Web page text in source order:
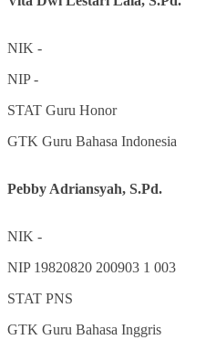
NIK -
NIP-
STAT Guru Honor
GTK Guru Bahasa Indonesia
Pebby Adriansyah, S.Pd.
NIK -
NIP 19820820 200903 1 003
STAT PNS
GTK Guru Bahasa Inggris